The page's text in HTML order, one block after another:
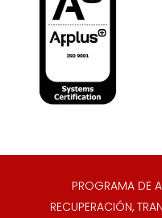
PROGRAMA DE
RECUPERACIÓN,